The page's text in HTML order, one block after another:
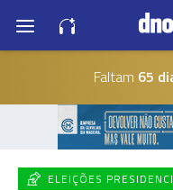
Faltam 65
ELEIÇÕES